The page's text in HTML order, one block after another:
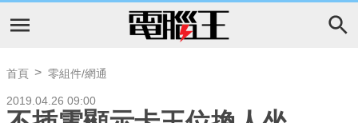
首頁 零組件/網通
2019.04.26 09:00